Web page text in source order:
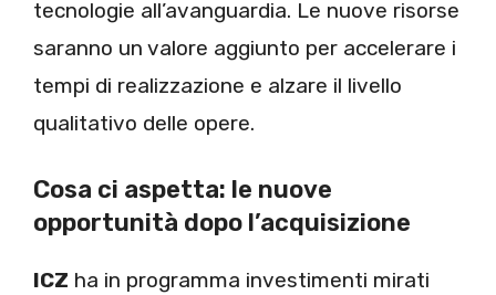
tecnologie all’avanguardia. Le nuove risorse
saranno un valore aggiunto per accelerare i
tempi di realizzazione e alzare il livello
qualitativo delle opere.
Cosa ci aspetta: le nuove
opportunità dopo l’acquisizione
ICZ ha in programma investimenti mirati